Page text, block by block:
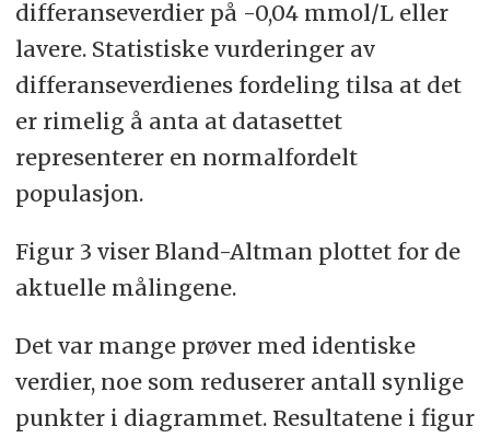
differanseverdier på -0,04 mmol/L eller
lavere. Statistiske vurderinger av
differanseverdienes fordeling tilsa at det
er rimelig å anta at datasettet
representerer en normalfordelt
populasjon.
Figur 3 viser Bland-Altman plottet for de
aktuelle målingene.
Det var mange prøver med identiske
verdier, noe som reduserer antall synlige
punkter i diagrammet. Resultatene i figur